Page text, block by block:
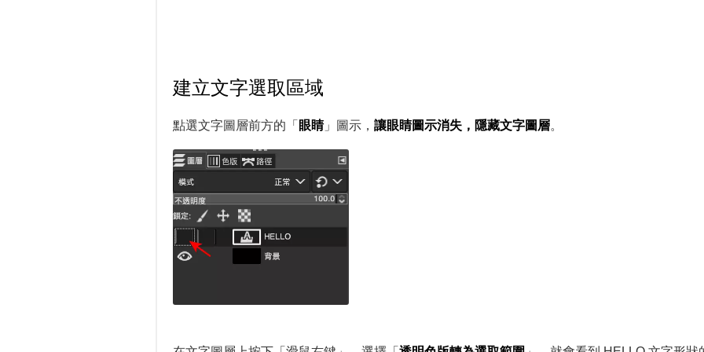
建立文字選取區域
點選文字圖層前方的「 眼睛」圖示， 讓眼睛圖示消失，隱藏文字圖層。